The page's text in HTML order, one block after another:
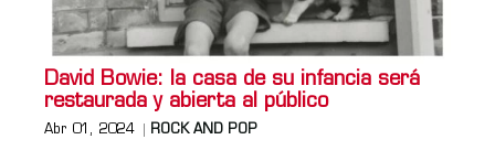
David Bowie: la casa de su infancia será
restaurada y abierta al público
Abr 01, 2024 ROCK AND POP